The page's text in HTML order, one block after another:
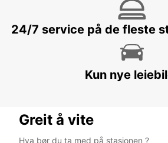
DRESDEN LOCKWITZ
24/7 service på de fleste
Kun nye
Greit å vite
Hva bør du ta med på stasjonen ?